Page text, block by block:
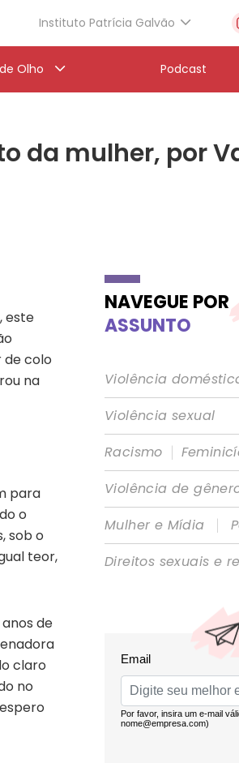
Instituto Patrícia Galvão
Olho Podcast
da mulher, por
este
de colo
na
para
o
sob o
teor,
de
claro
no
NAVEGUE POR
ASSUNTO
Violência
Violência sexual
Racismo |
Violência de
Mulher e Mídia
|
Direitos sexuais e